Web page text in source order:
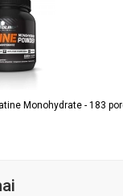
Monohydrate - 183